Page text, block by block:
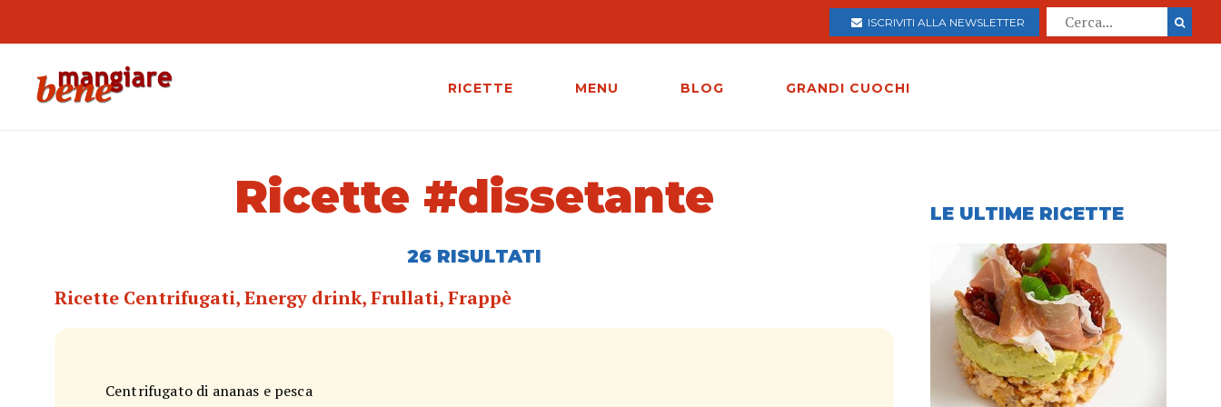
ISCRIVITI ALLA NEWSLETTER
RICETTE MENU BLOG GRANDI CUOCHI
Ricette #dissetante
26 RISULTATI
Ricette Centrifugati, Energy drink, Frullati, Frappè
Centrifugato di ananas e pesca
LE ULTIME RICETTE